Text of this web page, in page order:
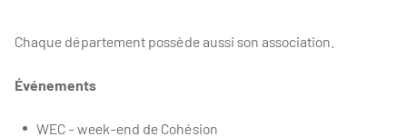
Chaque département possède aussi son association.
Événements
WEC - week-end de Cohésion